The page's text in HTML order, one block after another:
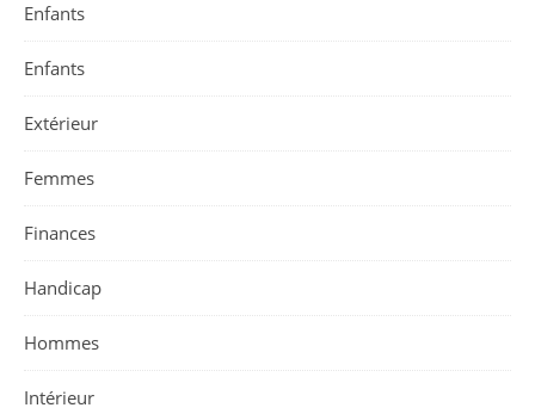
Enfants
Enfants
Extérieur
Femmes
Finances
Handicap
Hommes
Intérieur